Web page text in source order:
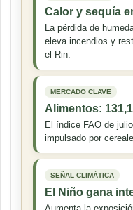
Calor y sequía
La pérdida de
eleva incendios y
el Rin.
MERCADO CLAVE
Alimentos:
El índice FAO de
impulsado por
SEÑAL CLIMÁTICA
El Niño gana